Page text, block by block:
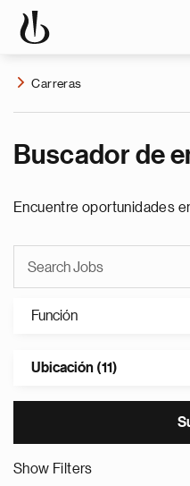
Carreras
Buscador de
Encuentre oportunidades
Función
Ubicación (11)
Show Filters